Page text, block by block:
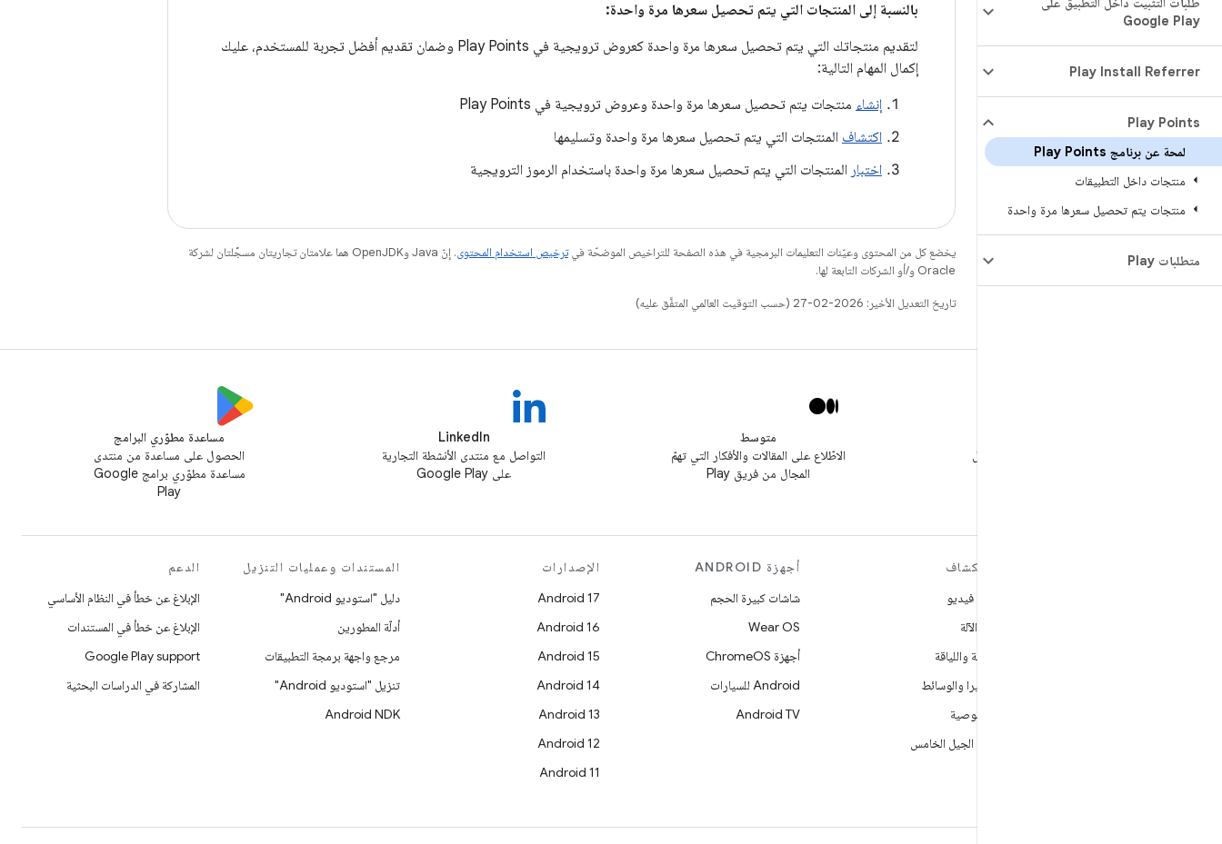
Google Play
‫Play Install Referrer
Play Points
لمحة عن برنامج Play Points
منتجات داخل التطبيقات
منتجات يتم تحصيل سعرها مرة واحدة
متطلبات Play
بالنسبة إلى المنتجات التي يتم تحصيل سعرها مرة واحدة:
لتقديم منتجاتك التي يتم تحصيل سعرها مرة واحدة كعروض ترويجية في Play Points وضمان تقديم أفضل تجربة للمستخدم، عليك
إكمال المهام التالية:
إنشاء منتجات يتم تحصيل سعرها مرة واحدة وعروض ترويجية في Play Points
اكتشاف المنتجات التي يتم تحصيل سعرها مرة واحدة وتسليمها
اختبار المنتجات التي يتم تحصيل سعرها مرة واحدة باستخدام الرموز الترويجية
يخضع كل من المحتوى وعيّنات التعليمات البرمجية في هذه الصفحة للتراخيص الموضحّة فيترخيص استخدام المحتوى
. إنّ Java وOpenJDK هما علامتان تجاريتان مسجَّلتان لشركة
Oracle و/أو الشركات التابعة لها.
تاريخ التعديل الأخير: 2026-02-27 (حسب التوقيت العالمي المتفَّق عليه)
تابع GooglePlayBiz @للحصول
متوسط
الاطّلاع على المقالات والأفكار التي تهمّ
المجال من فريق Play
LinkedIn
التواصل مع منتدى الأنشطة التجارية
على Google Play
مساعدة مطوّري البرامج
الحصول على مساعدة من منتدى
مساعدة مطوّري برامج Google
Play
استكشاف
ألعاب فيديو
تعلُم الآلة
الصحة واللياقة
الكاميرا والوسائط
الخصوصية
شبكة الجيل الخامس
أجهزة ANDROID
شاشات كبيرة الحجم
Wear OS
أجهزة ChromeOS
Android للسيارات
Android TV
الإصدارات
Android 17
Android 16
Android 15
Android 14
Android 13
Android 12
Android 11
المستندات وعمليات التنزيل
دليل "استوديو Android"
أدلّة المطورين
مرجع واجهة برمجة التطبيقات
تنزيل "استوديو Android"
Android NDK
الدعم
الإبلاغ عن خطأ في النظام الأساسي
الإبلاغ عن خطأ في المستندات
Google Play support
المشاركة في الدراسات البحثية